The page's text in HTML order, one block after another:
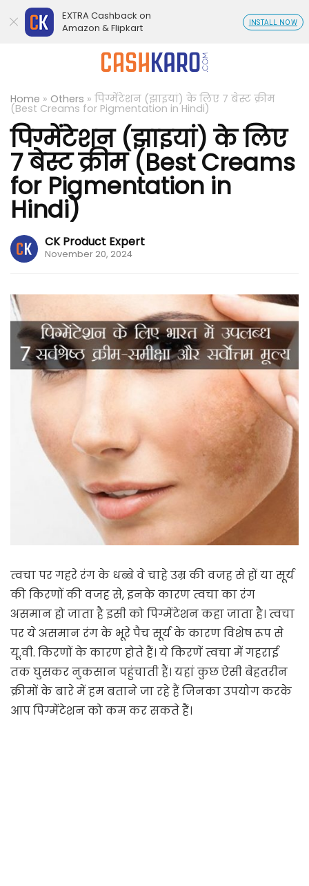
Home » Others » पिग्मेंटेशन (झाइयां) के लिए 7 बेस्ट क्रीम
(Best Creams for Pigmentation in Hindi)
पिग्मेंटेशन (झाइयां) के लिए
7 बेस्ट क्रीम (Best Creams
for Pigmentation in
Hindi)
CK Product Expert
November 20, 2024
त्वचा पर गहरे रंग के धब्बे वे चाहे उम्र की वजह से हों या सूर्य
की किरणों की वजह से, इनके कारण त्वचा का रंग
असमान हो जाता है इसी को पिग्मेंटेशन कहा जाता है। त्वचा
पर ये असमान रंग के भूरे पैच सूर्य के कारण विशेष रूप से
यू.वी. किरणों के कारण होते हैं। ये किरणें त्वचा में गहराई
तक घुसकर नुकसान पहुंचाती हैं। यहां कुछ ऐसी बेहतरीन
क्रीमों के बारे में हम बताने जा रहे हैं जिनका उपयोग करके
आप पिग्मेंटेशन को कम कर सकते हैं।
EXTRA Cashback on
Amazon & Flipkart
INSTALL NOW